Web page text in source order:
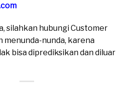
silahkan hubungi Customer
menunda-nunda, karena
bisa diprediksikan dan diluar